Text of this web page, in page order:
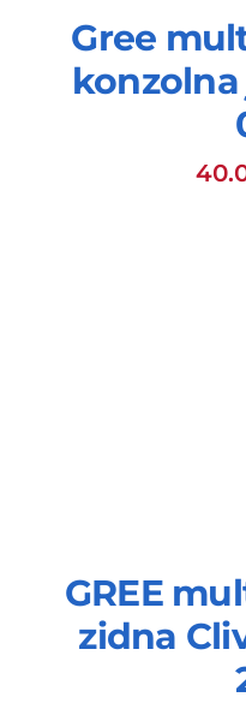
Gree
GREE
zidna